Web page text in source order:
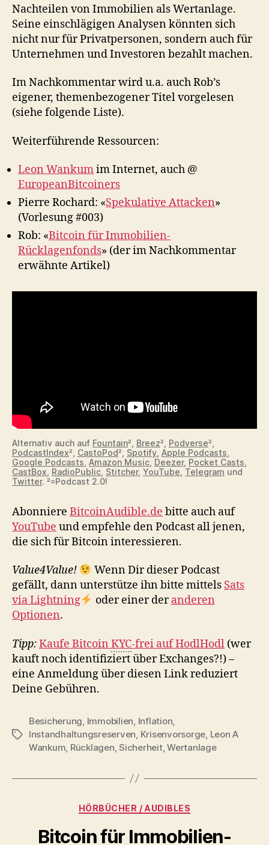
Nachteilen von Immobilien als Wertanlage.
Seine einschlägigen Analysen könnten sich
nicht nur für Privatpersonen, sondern auch für
Unternehmen und Investoren bezahlt machen.
Im Nachkommentar wird u.a. auch Rob’s
eigener, themenbezogener Titel vorgelesen
(siehe folgende Liste).
Weiterführende Ressourcen:
Leon Wankumim Internet, auch @
EuropeanBitcoiners
Pierre Rochard: «Spekulative Attacken»
(Vorlesung #003)
Rob: «Bitcoin für Immobilien-
Rücklagenfonds» (der im Nachkommentar
erwähnte Artikel)
Alternativ auch auf Fountain², Breez², Podverse²,
PodcastIndex², CastoPod², Spotify Apple Podcasts
Google Podcasts Amazon Music Deezer, Pocket Casts
CastBox RadioPublic Stitcher, YouTube Telegram und
Twitter. ²=Podcast 2.0!
Abonniere BitcoinAudible.de bitte auch auf
YouTube und empfehle den Podcast all jenen,
die sich für Bitcoin interessieren.
Value4Value!
Wenn Dir dieser Podcast
gefällt, dann unterstütze ihn bitte mittels Sats
via Lightning
oder einer deranderen
Optionen.
Tipp:Kaufe Bitcoin KYC-frei auf HodlHodl (wer
kauft noch identifiziert über Exchanges?!) –
eine Anmeldung über diesen Link reduziert
Deine Gebühren.
Schlagwörter
Besicherung Immobilien Inflation
Instandhaltungsreserven Krisenvorsorge Leon A
Wankum Rücklagen ,Sicherheit,Wertanlage
Kategorien
HÖRBÜCHER / AUDIBLES
Bitcoin für Immobilien-